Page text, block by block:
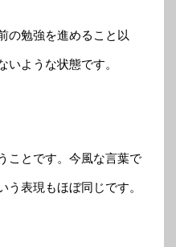
の勉強を進めること以
いような状態です。
ことです。今風な言葉で
う表現もほぼ同じです。